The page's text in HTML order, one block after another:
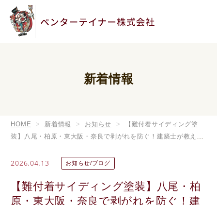
新着情報
HOME 新着情報 お知らせ
【難付着サイディング塗
装】八尾・柏原・東大阪・奈良で剥がれを防ぐ！建築士が教える
2026.04.13 お知らせ/ブログ
【難付着サイディング塗装】八尾・柏
原・東大阪・奈良で剥がれを防ぐ！建